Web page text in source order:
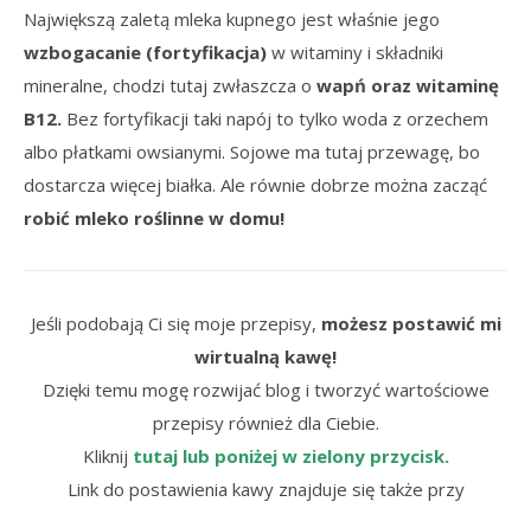
Największą zaletą mleka kupnego jest właśnie jego
wzbogacanie (fortyfikacja) w witaminy i składniki
mineralne, chodzi tutaj zwłaszcza o wapń oraz witaminę
B12. Bez fortyfikacji taki napój to tylko woda z orzechem
albo płatkami owsianymi. Sojowe ma tutaj przewagę, bo
dostarcza więcej białka. Ale równie dobrze można zacząć
robić mleko roślinne w domu!
Jeśli podobają Ci się moje przepisy, możesz postawić mi
wirtualną kawę!
Dzięki temu mogę rozwijać blog i tworzyć wartościowe
przepisy również dla Ciebie.
Kliknij tutaj lub poniżej w zielony przycisk.
Link do postawienia kawy znajduje się także przy